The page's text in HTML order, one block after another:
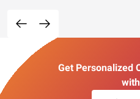
Get Personalized